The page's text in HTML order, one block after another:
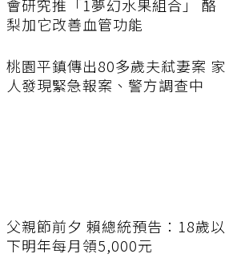
會研究推「1夢幻水果組合」 酪
梨加它改善血管功能
桃園平鎮傳出80多歲夫弒妻案 家
人發現緊急報案、警方調查中
父親節前夕 賴總統預告：18歲以
下明年每月領5,000元